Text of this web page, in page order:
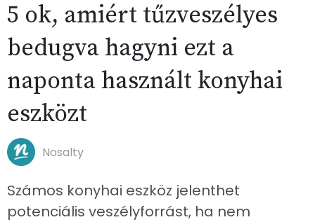
5 ok, amiért tűzveszélyes
bedugva hagyni ezt a
naponta használt konyhai
eszközt
Nosalty
Számos konyhai eszköz jelenthet
potenciális veszélyforrást, ha nem